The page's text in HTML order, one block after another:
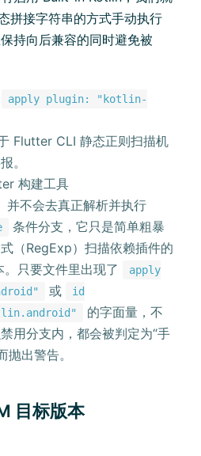
拼接字符串的方式手动执行
保持向后兼容的同时避免被
apply plugin: "kotlin-
Flutter CLI 静态正则扫描机
。
构建工具
并不会去真正解析并执行
条件分支，它只是简单粗暴
（RegExp）扫描依赖插件的
。只要文件里出现了
apply
或
id
的字面量，不
用分支内，都会被判定为“手
抛出警告。
目标版本